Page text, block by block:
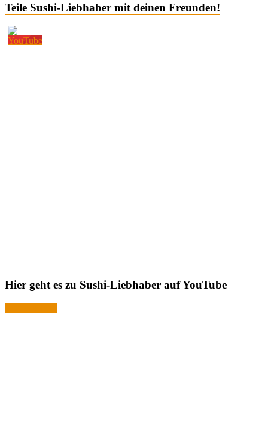
Teile Sushi-Liebhaber mit deinen Freunden!
Hier geht es zu Sushi-Liebhaber auf YouTube